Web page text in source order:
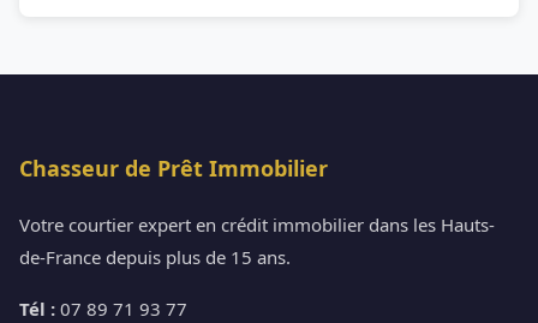
Chasseur de Prêt Immobilier
Votre courtier expert en crédit immobilier dans les Hauts-
de-France depuis plus de 15 ans.
Tél : 07 89 71 93 77